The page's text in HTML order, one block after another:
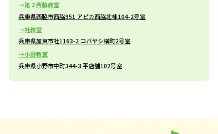
第２西脇教室
兵庫県西脇市西脇951 アピカ西脇北棟104-2号室
社教室
兵庫県加東市社1163-2 コバヤシ横町2号室
小野教室
兵庫県小野市中町344-3 平店舗102号室